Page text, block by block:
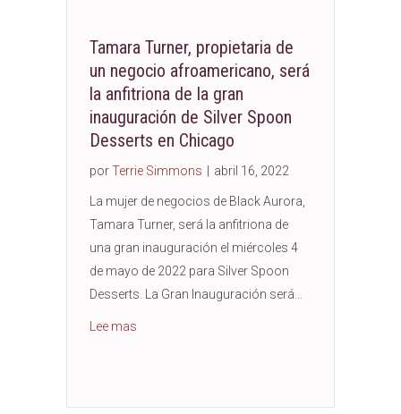
Tamara Turner, propietaria de
un negocio afroamericano, será
la anfitriona de la gran
inauguración de Silver Spoon
Desserts en Chicago
porTerrie Simmons abril 16, 2022
La mujer de negocios de Black Aurora,
Tamara Turner, será la anfitriona de
una gran inauguración el miércoles 4
de mayo de 2022 para Silver Spoon
Desserts. La Gran Inauguración será…
Lee mas